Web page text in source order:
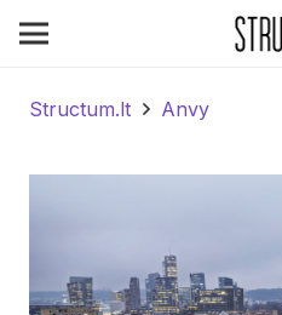
Structum.lt Anvy